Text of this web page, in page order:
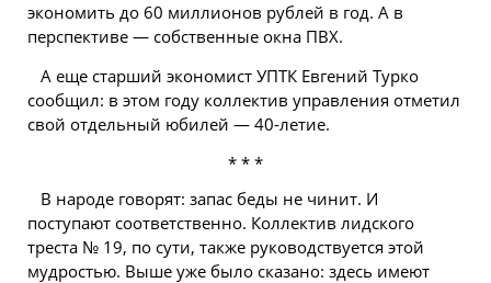
экономить до 60 миллионов рублей в год. А в
перспективе — собственные окна ПВХ.
А еще старший экономист УПТК Евгений Турко
сообщил: в этом году коллектив управления отметил
свой отдельный юбилей — 40-летие.
* * *
В народе говорят: запас беды не чинит. И
поступают соответственно. Коллектив лидского
треста № 19, по сути, также руководствуется этой
мудростью. Выше уже было сказано: здесь имеют